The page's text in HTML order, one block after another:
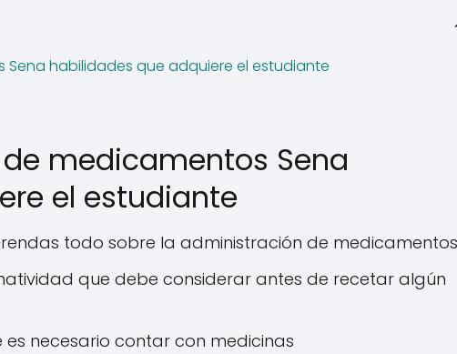
habilidades que adquiere el estudiante
medicamentos Sena
el estudiante
todo sobre la administración de
que debe considerar antes de recetar algún
necesario contar con medicinas